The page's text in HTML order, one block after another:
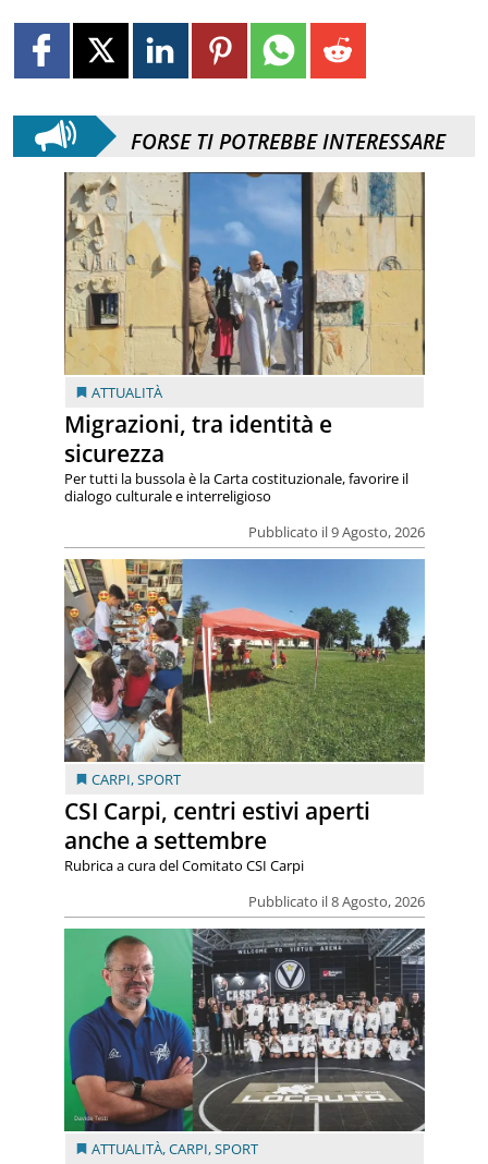
FORSE TI POTREBBE INTERESSARE
ATTUALITÀ
Migrazioni, tra identità e
sicurezza
Pubblicato il 9 Agosto, 2026
Per tutti la bussola è la Carta costituzionale, favorire il
dialogo culturale e interreligioso
CARPI,SPORT
CSI Carpi, centri estivi aperti
anche a settembre
Pubblicato il 8 Agosto, 2026
Rubrica a cura del Comitato CSI Carpi
ATTUALITÀ,CARPI,SPORT